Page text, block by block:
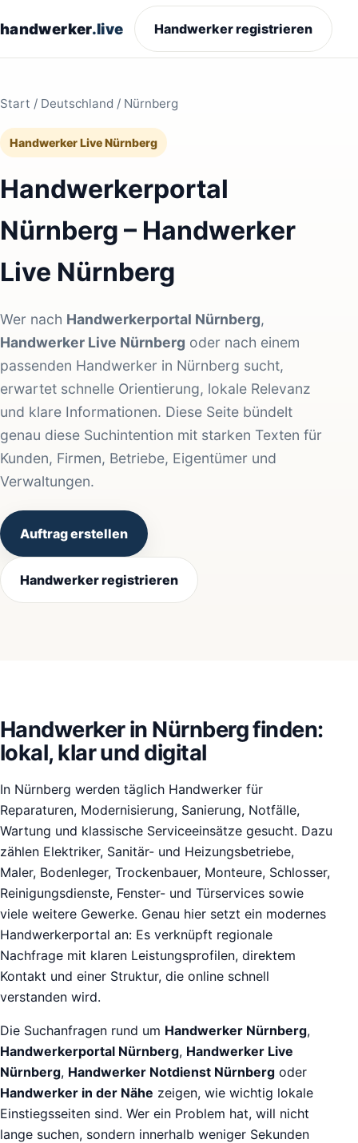
handwerker.live Handwerker registrieren
Start / Deutschland / Nürnberg
Handwerker Live Nürnberg
Handwerkerportal
Nürnberg – Handwerker
Live Nürnberg
Wer nach Handwerkerportal Nürnberg,
Handwerker Live Nürnberg oder nach einem
passenden Handwerker in Nürnberg sucht,
erwartet schnelle Orientierung, lokale Relevanz
und klare Informationen. Diese Seite bündelt
genau diese Suchintention mit starken Texten für
Kunden, Firmen, Betriebe, Eigentümer und
Verwaltungen.
Auftrag erstellen
Handwerker registrieren
Handwerker in Nürnberg finden:
lokal, klar und digital
In Nürnberg werden täglich Handwerker für
Reparaturen, Modernisierung, Sanierung, Notfälle,
Wartung und klassische Serviceeinsätze gesucht. Dazu
zählen Elektriker, Sanitär- und Heizungsbetriebe,
Maler, Bodenleger, Trockenbauer, Monteure, Schlosser,
Reinigungsdienste, Fenster- und Türservices sowie
viele weitere Gewerke. Genau hier setzt ein modernes
Handwerkerportal an: Es verknüpft regionale
Nachfrage mit klaren Leistungsprofilen, direktem
Kontakt und einer Struktur, die online schnell
verstanden wird.
Die Suchanfragen rund um Handwerker Nürnberg,
Handwerkerportal Nürnberg, Handwerker Live
Nürnberg, Handwerker Notdienst Nürnberg oder
Handwerker in der Nähe zeigen, wie wichtig lokale
Einstiegsseiten sind. Wer ein Problem hat, will nicht
lange suchen, sondern innerhalb weniger Sekunden